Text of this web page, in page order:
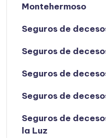
Montehermoso
Seguros de
Seguros de
Seguros de
Seguros de
Seguros de
la Luz